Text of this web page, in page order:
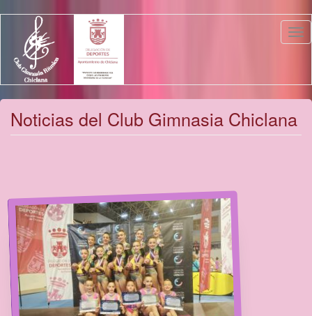
contenido
principal
Noticias del Club Gimnasia Chiclana